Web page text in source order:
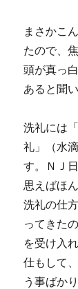
まさかこ
たので、
頭が真っ
あると聞
洗礼には
礼」（水
す。ＮＪ
思えばほ
洗礼の仕
ってきた
を受け入
仕もして
う事ばか